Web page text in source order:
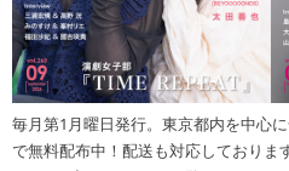
毎月第1月曜日発行。東京都内を中心
で無料配布中！配送も対応しております